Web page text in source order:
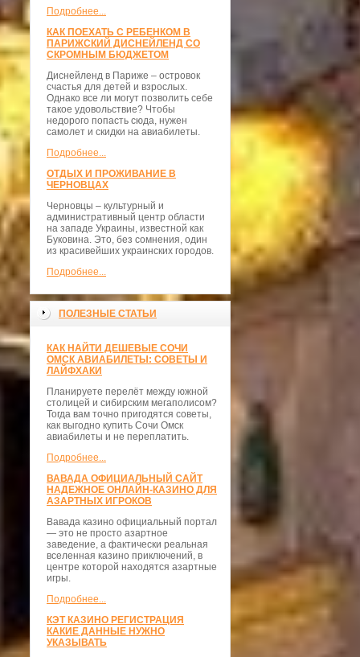
Подробнее...
КАК ПОЕХАТЬ С РЕБЕНКОМ В
ПАРИЖСКИЙ ДИСНЕЙЛЕНД СО
СКРОМНЫМ БЮДЖЕТОМ
Диснейленд в Париже – островок
счастья для детей и взрослых.
Однако все ли могут позволить себе
такое удовольствие? Чтобы
недорого попасть сюда, нужен
самолет и скидки на авиабилеты.
Подробнее...
ОТДЫХ И ПРОЖИВАНИЕ В
ЧЕРНОВЦАХ
Черновцы – культурный и
административный центр области
на западе Украины, известной как
Буковина. Это, без сомнения, один
из красивейших украинских городов.
Подробнее...
ПОЛЕЗНЫЕ СТАТЬИ
КАК НАЙТИ ДЕШЕВЫЕ СОЧИ
ОМСК АВИАБИЛЕТЫ: СОВЕТЫ И
ЛАЙФХАКИ
Планируете перелёт между южной
столицей и сибирским мегаполисом?
Тогда вам точно пригодятся советы,
как выгодно купить Сочи Омск
авиабилеты и не переплатить.
Подробнее...
ВАВАДА ОФИЦИАЛЬНЫЙ САЙТ
НАДЕЖНОЕ ОНЛАЙН-КАЗИНО ДЛЯ
АЗАРТНЫХ ИГРОКОВ
Вавада казино официальный портал
— это не просто азартное
заведение, а фактически реальная
вселенная казино приключений, в
центре которой находятся азартные
игры.
Подробнее...
КЭТ КАЗИНО РЕГИСТРАЦИЯ
КАКИЕ ДАННЫЕ НУЖНО
УКАЗЫВАТЬ